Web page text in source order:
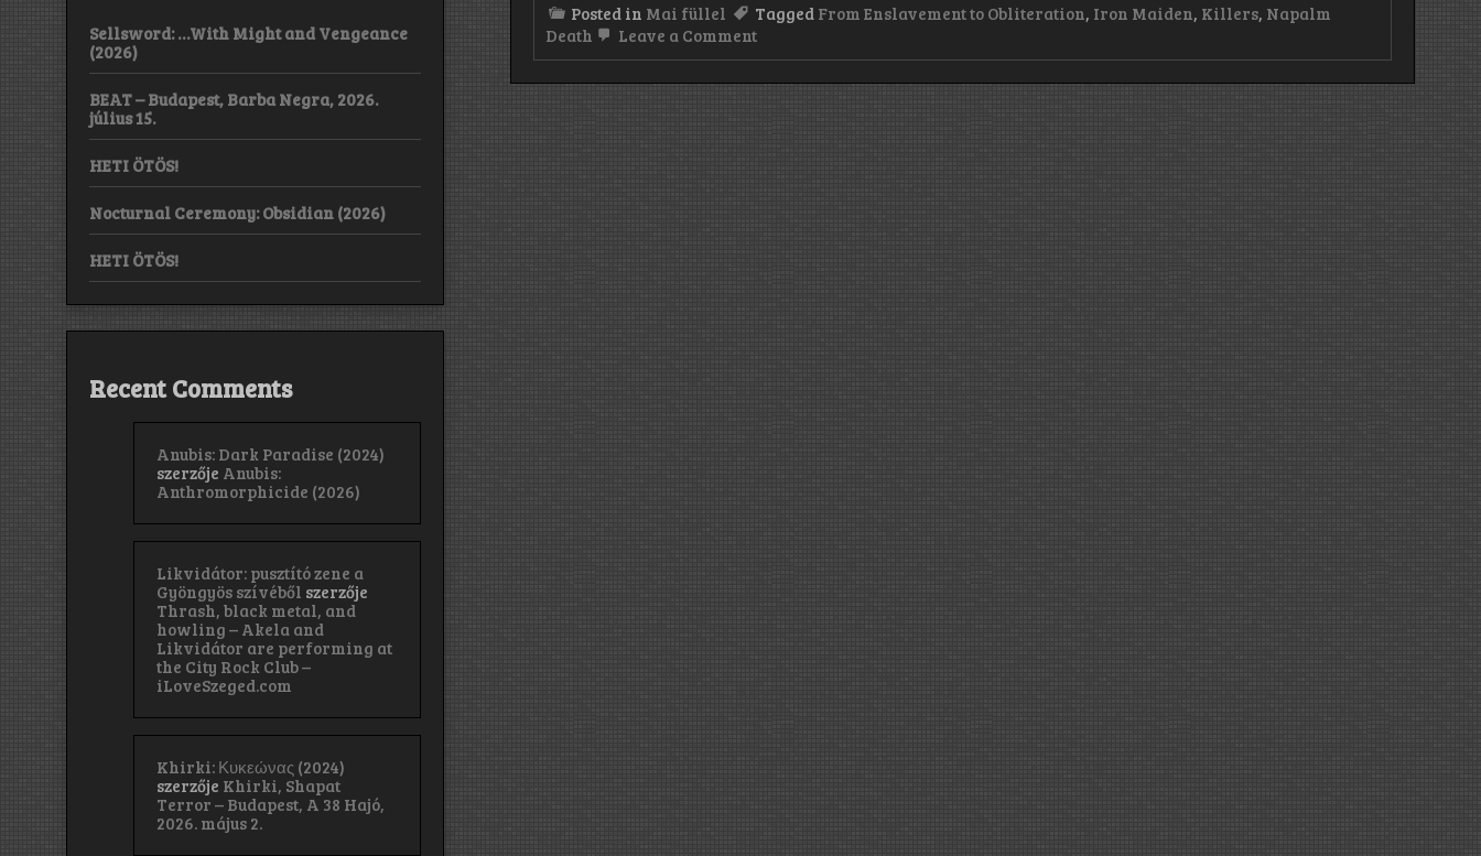
Posted in Mai füllel Tagged From Enslavement to Obliteration, Iron Maiden, Killers, Napalm
Death
Leave a Commenton
Killers
Sellsword: …With Might and Vengeance
(2026)
BEAT – Budapest, Barba Negra, 2026.
július 15.
HETI ÖTÖS!
Nocturnal Ceremony: Obsidian (2026)
HETI ÖTÖS!
Recent Comments
Anubis: Dark Paradise (2024)
szerzője Anubis:
Anthromorphicide (2026)
Likvidátor: pusztító zene a
Gyöngyös szívéből szerzője
Thrash, black metal, and
howling – Akela and
Likvidátor are performing at
the City Rock Club –
iLoveSzeged.com
Khirki: Κ​υ​κ​ε​ώ​ν​α​ς (2024)
szerzője Khirki, Shapat
Terror – Budapest, A 38 Hajó,
2026. május 2.